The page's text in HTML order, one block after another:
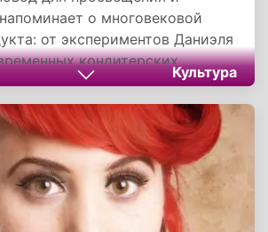
о многовековой
от экспериментов Даниэля
кондитерских
учит ценить баланс
и пользой, а также
фермеров, собирающих какао-
создающих сладкие
искусства.
Культура